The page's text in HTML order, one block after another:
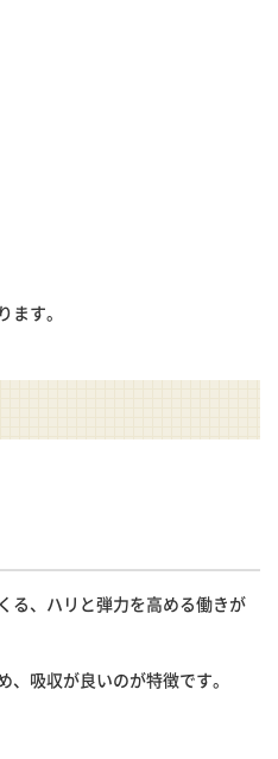
す。
る、ハリと弾力を高める働きが
、吸収が良いのが特徴です。